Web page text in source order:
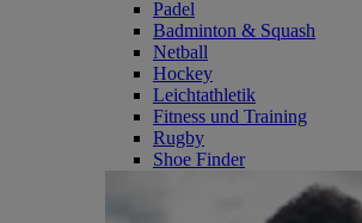
Padel
Badminton & Squash
Netball
Hockey
Leichtathletik
Fitness und Training
Rugby
Shoe Finder